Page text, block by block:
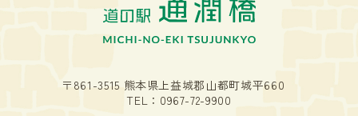
〒861-3515 熊本県上益城郡山都町城平660
TEL： 0967-72-9900